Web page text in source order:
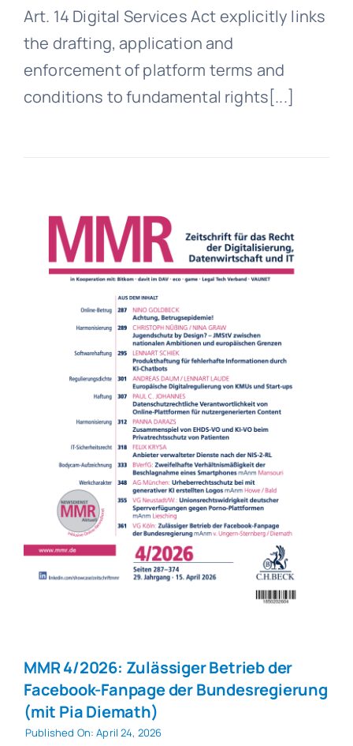
Art. 14 Digital Services Act explicitly links
the drafting, application and
enforcement of platform terms and
conditions to fundamental rights[...]
MMR 4/2026: Zulässiger Betrieb der
Facebook-Fanpage der Bundesregierung
(mit Pia Diemath)
Published On: April 24, 2026